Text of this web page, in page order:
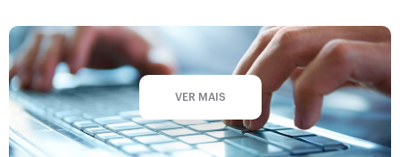
VER MAIS